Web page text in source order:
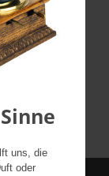
uns, die
oder